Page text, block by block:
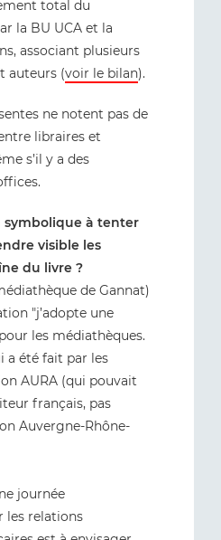
total du
la BU UCA et la
associant plusieurs
auteurs (voir le bilan).
ne notent pas de
libraires et
s’il y a des
symbolique à tenter
visible les
du livre ?
de Gannat)
"j’adopte une
les médiathèques.
a été fait par les
AURA (qui pouvait
français, pas
Auvergne-Rhône-
journée
les relations